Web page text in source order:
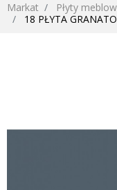
Markat Płyty
18 PŁYTA